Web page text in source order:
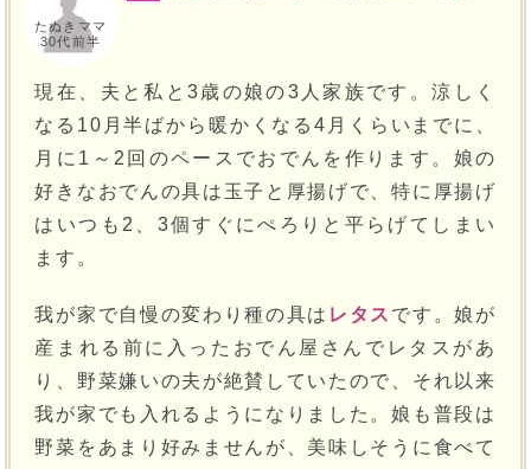
たぬきママ
30代前半
現在、夫と私と3歳の娘の3人家族です。涼しく
なる10月半ばから暖かくなる4月くらいまでに、
月に1～2回のペースでおでんを作ります。娘の
好きなおでんの具は玉子と厚揚げで、特に厚揚げ
はいつも2、3個すぐにぺろりと平らげてしまい
ます。
我が家で自慢の変わり種の具は レタス です。娘が
産まれる前に入ったおでん屋さんでレタスがあ
り、野菜嫌いの夫が絶賛していたので、それ以来
我が家でも入れるようになりました。娘も普段は
野菜をあまり好みませんが、美味しそうに食べて